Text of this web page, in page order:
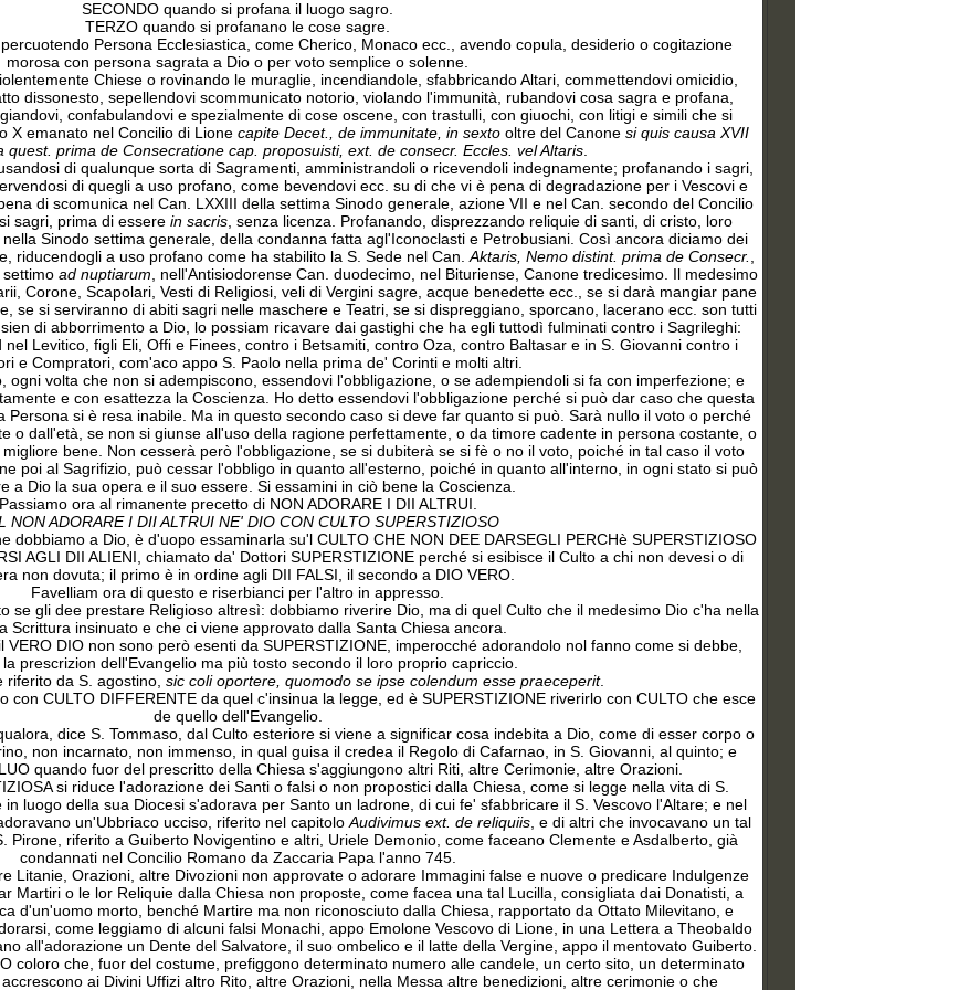
SECONDO quando si profana il luogo sagro.
TERZO quando si profanano le cose sagre.
Persona Ecclesiastica, come Cherico, Monaco ecc., avendo copula, desiderio o cogitazione
morosa con persona sagrata a Dio o per voto semplice o solenne.
Chiese o rovinando le muraglie, incendiandole, sfabbricando Altari, commettendovi omicidio,
dissonesto, sepellendovi scommunicato notorio, violando l'immunità, rubandovi cosa sagra e profana,
confabulandovi e spezialmente di cose oscene, con trastulli, con giuochi, con litigi e simili che si
X emanato nel Concilio di Lione capite Decet., de immunitate, in sextooltre del Canone si quis causa XVII
quest. prima de Consecratione cap. proposuisti, ext. de consecr. Eccles. vel Altaris
di qualunque sorta di Sagramenti, amministrandoli o ricevendoli indegnamente; profanando i sagri,
di quegli a uso profano, come bevendovi ecc. su di che vi è pena di degradazione per i Vescovi e
di scomunica nel Can. LXXIII della settima Sinodo generale, azione VII e nel Can. secondo del Concilio
sagri, prima di essere in sacris, senza licenza. Profanando, disprezzando reliquie di santi, di cristo, loro
Sinodo settima generale, della condanna fatta agl'Iconoclasti e Petrobusiani. Così ancora diciamo dei
riducendogli a uso profano come ha stabilito la S. Sede nel Can. Aktaris, Nemo distint. prima de Consecr.
settimo ad nuptiarum , nell'Antisiodorense Can. duodecimo, nel Bituriense, Canone tredicesimo. Il medesimo
Corone, Scapolari, Vesti di Religiosi, veli di Vergini sagre, acque benedette ecc., se si darà mangiar pane
se si serviranno di abiti sagri nelle maschere e Teatri, se si dispreggiano, sporcano, lacerano ecc. son tutti
di abborrimento a Dio, lo possiam ricavare dai gastighi che ha egli tuttodì fulminati contro i Sagrileghi:
Levitico, figli Eli, Offi e Finees, contro i Betsamiti, contro Oza, contro Baltasar e in S. Giovanni contro i
e Compratori, com'aco appo S. Paolo nella prima de' Corinti e molti altri.
ogni volta che non si adempiscono, essendovi l'obbligazione, o se adempiendoli si fa con imperfezione; e
e con esattezza la Coscienza. Ho detto essendovi l'obbligazione perché si può dar caso che questa
Persona si è resa inabile. Ma in questo secondo caso si deve far quanto si può. Sarà nullo il voto o perché
o dall'età, se non si giunse all'uso della ragione perfettamente, o da timore cadente in persona costante, o
bene. Non cesserà però l'obbligazione, se si dubiterà se si fè o no il voto, poiché in tal caso il voto
poi al Sagrifizio, può cessar l'obbligo in quanto all'esterno, poiché in quanto all'interno, in ogni stato si può
a Dio la sua opera e il suo essere. Si essamini in ciò bene la Coscienza.
Passiamo ora al rimanente precetto di NON ADORARE I DII ALTRUI.
NON ADORARE I DII ALTRUI NE' DIO CON CULTO SUPERSTIZIOSO
dobbiamo a Dio, è d'uopo essaminarla su'l CULTO CHE NON DEE DARSEGLI PERCHè SUPERSTIZIOSO
AGLI DII ALIENI, chiamato da' Dottori SUPERSTIZIONE perché si esibisce il Culto a chi non devesi o di
non dovuta; il primo è in ordine agli DII FALSI, il secondo a DIO VERO.
Favelliam ora di questo e riserbianci per l'altro in appresso.
se gli dee prestare Religioso altresì: dobbiamo riverire Dio, ma di quel Culto che il medesimo Dio c'ha nella
Scrittura insinuato e che ci viene approvato dalla Santa Chiesa ancora.
DIO non sono però esenti da SUPERSTIZIONE, imperocché adorandolo nol fanno come si debbe,
prescrizion dell'Evangelio ma più tosto secondo il loro proprio capriccio.
riferito da S. agostino, sic coli oportere, quomodo se ipse colendum esse praeceperit.
con CULTO DIFFERENTE da quel c'insinua la legge, ed è SUPERSTIZIONE riverirlo con CULTO che esce
de quello dell'Evangelio.
dice S. Tommaso, dal Culto esteriore si viene a significar cosa indebita a Dio, come di esser corpo o
non incarnato, non immenso, in qual guisa il credea il Regolo di Cafarnao, in S. Giovanni, al quinto; e
quando fuor del prescritto della Chiesa s'aggiungono altri Riti, altre Cerimonie, altre Orazioni.
si riduce l'adorazione dei Santi o falsi o non propostici dalla Chiesa, come si legge nella vita di S.
luogo della sua Diocesi s'adorava per Santo un ladrone, di cui fe' sfabbricare il S. Vescovo l'Altare; e nel
un'Ubbriaco ucciso, riferito nel capitolo Audivimus ext. de reliquiis , e di altri che invocavano un tal
Pirone, riferito a Guiberto Novigentino e altri, Uriele Demonio, come faceano Clemente e Asdalberto, già
condannati nel Concilio Romano da Zaccaria Papa l'anno 745.
Litanie, Orazioni, altre Divozioni non approvate o adorare Immagini false e nuove o predicare Indulgenze
Martiri o le lor Reliquie dalla Chiesa non proposte, come facea una tal Lucilla, consigliata dai Donatisti, a
d'un'uomo morto, benché Martire ma non riconosciuto dalla Chiesa, rapportato da Ottato Milevitano, e
come leggiamo di alcuni falsi Monachi, appo Emolone Vescovo di Lione, in una Lettera a Theobaldo
all'adorazione un Dente del Salvatore, il suo ombelico e il latte della Vergine, appo il mentovato Guiberto.
coloro che, fuor del costume, prefiggono determinato numero alle candele, un certo sito, un determinato
ai Divini Uffizi altro Rito, altre Orazioni, nella Messa altre benedizioni, altre cerimonie o che